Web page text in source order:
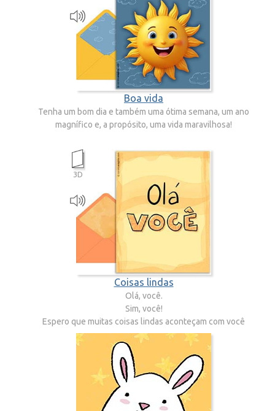
Boa vida
Tenha um bom dia e também uma ótima semana, um ano
magnífico e, a propósito, uma vida maravilhosa!
Coisas lindas
Olá, você.
Sim, você!
Espero que muitas coisas lindas aconteçam com você
hoje.
3D